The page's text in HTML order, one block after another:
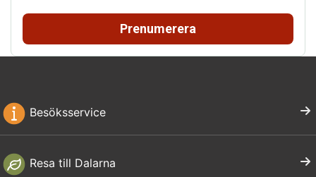
Prenumerera
Besöksservice
Resa till Dalarna